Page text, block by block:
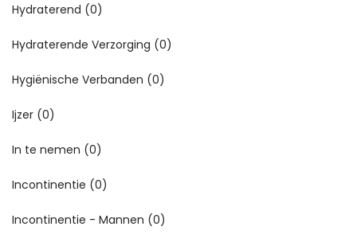
Hydraterend (0)
Hydraterende Verzorging (0)
Hygiënische Verbanden (0)
Ijzer (0)
In te nemen (0)
Incontinentie (0)
Incontinentie - Mannen (0)